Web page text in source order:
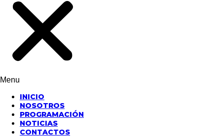
Menu
INICIO
NOSOTROS
PROGRAMACIÓN
NOTICIAS
CONTACTOS